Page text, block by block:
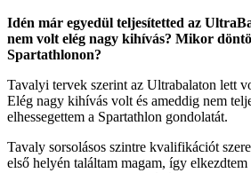
Idén már egyedül teljesítetted az
nem volt elég nagy kihívás? Mikor
Spartathlonon?
Tavalyi tervek szerint az Ultrabalaton lett
Elég nagy kihívás volt és ameddig nem
elhessegettem a Spartathlon gondolatát.
Tavaly sorsolásos szintre kvalifikációt
első helyén találtam magam, így